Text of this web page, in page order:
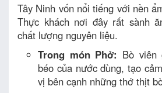
Tây Ninh vốn nổi tiếng với nền
Thực khách nơi đây rất sành
chất lượng nguyên liệu.
Trong món Phở: Bò viên
béo của nước dùng, tạo
vị bên cạnh những thớ thịt